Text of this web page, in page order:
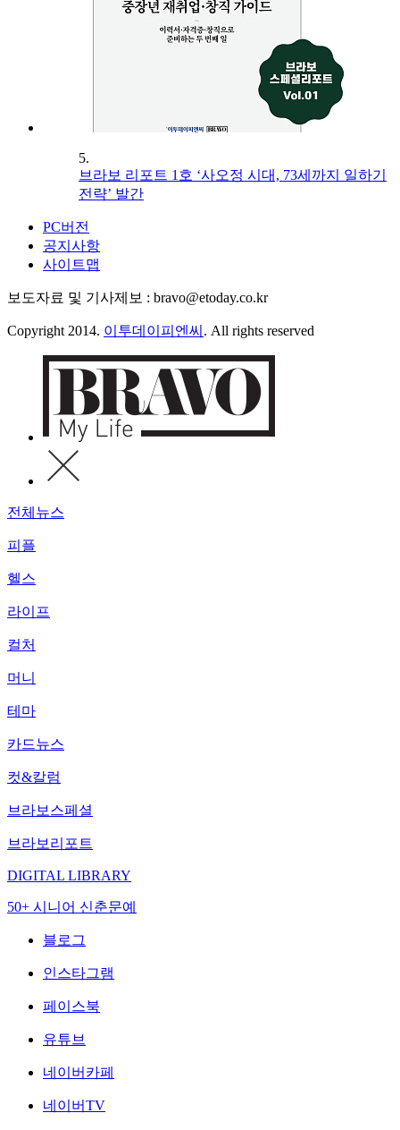
5.
브라보 리포트 1호 ‘사오정 시대, 73세까지 일하기
전략’ 발간
PC버전
공지사항
사이트맵
보도자료 및 기사제보 : bravo@etoday.co.kr
Copyright 2014. 이투데이피엔씨 . All rights reserved
전체뉴스
피플
헬스
라이프
컬처
머니
테마
카드뉴스
컷&칼럼
브라보스페셜
브라보리포트
DIGITAL LIBRARY
50+ 시니어 신춘문예
블로그
인스타그램
페이스북
유튜브
네이버카페
네이버TV